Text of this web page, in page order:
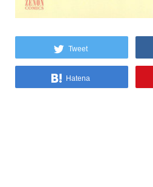
Tweet
Hatena